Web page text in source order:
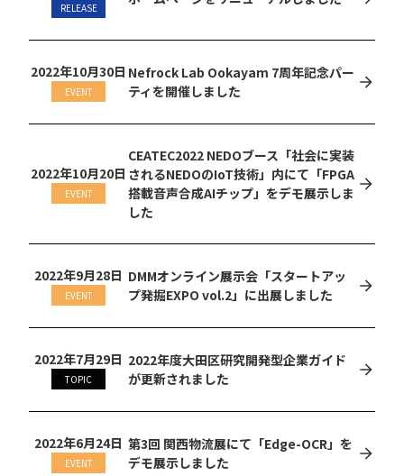
RELEASE
2022年10月30日
EVENT
Nefrock Lab Ookayam 7周年記念パー
ティを開催しました
2022年10月20日
EVENT
CEATEC2022 NEDOブース「社会に実装
されるNEDOのIoT技術」内にて「FPGA
搭載音声合成AIチップ」をデモ展示しま
した
2022年9月28日
EVENT
DMMオンライン展示会「スタートアッ
プ発掘EXPO vol.2」に出展しました
2022年7月29日
TOPIC
2022年度大田区研究開発型企業ガイド
が更新されました
2022年6月24日
EVENT
第3回 関西物流展にて「Edge-OCR」を
デモ展示しました